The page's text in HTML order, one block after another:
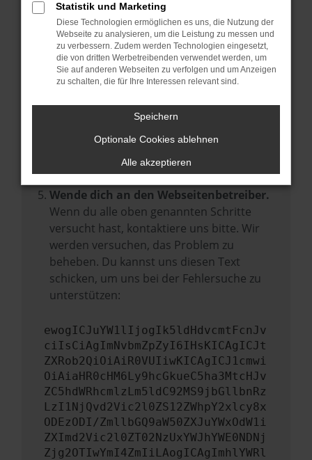
Starte dein Gerät neu.
Das kann manchmal helfen,
vorübergehende Probleme zu beheben.
Stelle sicher, dass dein Browser und dein
Betriebssystem auf dem neuesten Stand
sind.
Veraltete Software birgt nicht nur ein
Sicherheitsrisiko, sondern kann auch dazu
führen, dass bestimmte Funktionen nicht
mehr unterstützt werden.
Wende dich an den Webseitenbetreiber.
Wenn du alle oben genannten Schritte
versucht hast, kontaktiere uns bitte. Wir
werden versuchen, das Problem zu
beheben. Du kannst uns diesen Text
schicken, um uns bei der Fehlersuche zu
unterstützen:
ewogICJuYW1lIjogIk5ldHdvcmtFcnJv
ciIsCiAgImNvbmZpZyI6IHsKICAgICJt
ZXRob2QiOiAiR0VUIiwKICAgICJ1cmwi
OiAiaHR0cHM6Ly9hcGkueC5ha3MtcHJv
ZC5hdWRhcmlzLm5ldC92MS9jbGllbnRz
LzI1NjQvd2Vic2l0ZS12ZWhpY2xlcy8x
ODEzODI/ZmllbGQ9aW50ZXJuYWxOdW1i
ZXImd2Vic2l0ZT02NzUxYWJhYWE0NDNj
Zjg2OTIwYmI4ZmIiLAogICAgImhlYWRl
Statistik und Marketing
Diese Technologien ermöglichen es uns, die Nutzung der
Webseite zu analysieren, um die Leistung zu messen und
zu verbessern. Zudem werden Technologien eingesetzt,
die von dritten Werbetreibenden verwendet werden, um
Sie auf anderen Webseiten zu verfolgen und um Anzeigen
zu schalten, die für Ihre Interessen relevant sind.
Speichern
Optionale Cookies ablehnen
Alle akzeptieren